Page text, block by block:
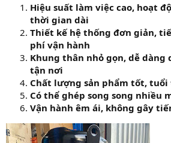
Hiệu suất làm việc cao, hoạt
thời gian dài
Thiết kế hệ thống đơn giản,
phí vận hành
Khung thân nhỏ gọn, dễ dàng
tận nơi
Chất lượng sản phẩm tốt, tuổi
Có thể ghép song song nhiều
Vận hành êm ái, không gây